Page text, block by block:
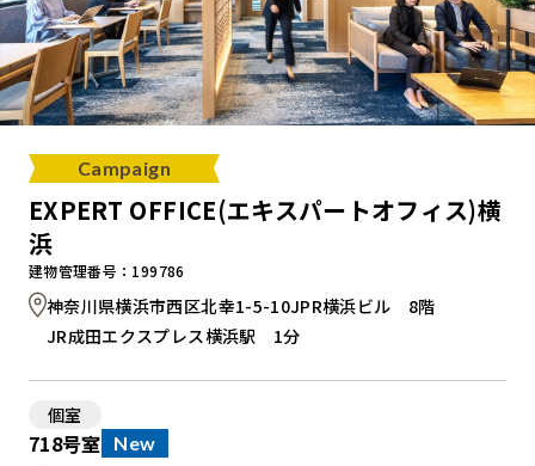
Campaign
EXPERT OFFICE(エキスパートオフィス)横
浜
建物管理番号：199786
神奈川県横浜市西区北幸1-5-10JPR横浜ビル 8階
JR成田エクスプレス横浜駅 1分
個室
718号室 New